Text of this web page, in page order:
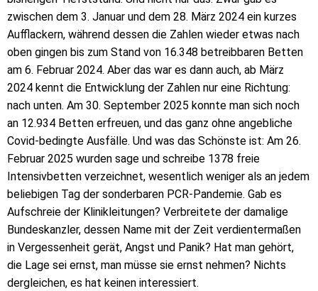
zwischen dem 3. Januar und dem 28. März 2024 ein kurzes
Aufflackern, während dessen die Zahlen wieder etwas nach
oben gingen bis zum Stand von 16.348 betreibbaren Betten
am 6. Februar 2024. Aber das war es dann auch, ab März
2024 kennt die Entwicklung der Zahlen nur eine Richtung:
nach unten. Am 30. September 2025 konnte man sich noch
an 12.934 Betten erfreuen, und das ganz ohne angebliche
Covid-bedingte Ausfälle. Und was das Schönste ist: Am 26.
Februar 2025 wurden sage und schreibe 1378 freie
Intensivbetten verzeichnet, wesentlich weniger als an jedem
beliebigen Tag der sonderbaren PCR-Pandemie. Gab es
Aufschreie der Klinikleitungen? Verbreitete der damalige
Bundeskanzler, dessen Name mit der Zeit verdientermaßen
in Vergessenheit gerät, Angst und Panik? Hat man gehört,
die Lage sei ernst, man müsse sie ernst nehmen? Nichts
dergleichen, es hat keinen interessiert.